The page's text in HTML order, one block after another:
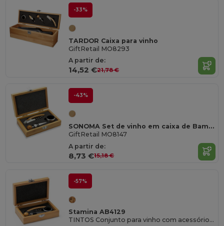
-33%
TARDOR Caixa para vinho
GiftRetail MO8293
A partir de:
14,52 €21,78 €
-43%
SONOMA Set de vinho em caixa de Bambu
GiftRetail MO8147
A partir de:
8,73 €15,18 €
-57%
Stamina AB4129
TINTOS Conjunto para vinho com acessórios em aço inoxidável e bambu